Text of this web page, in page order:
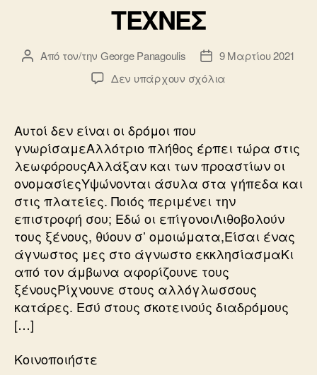
o
k
ΤΕΧΝΕΣ
Συντάκτης
Από τον/την George Panagoulis
Ημ.
δημοσίευσης
9 Μαρτίου 2021
Δεν υπάρχουν σχόλια
Αυτοί δεν είναι οι δρόμοι που
γνωρίσαμεΑλλότριο πλήθος έρπει τώρα στις
λεωφόρουςΑλλάξαν και των προαστίων οι
ονομασίεςΥψώνονται άσυλα στα γήπεδα και
στις πλατείες. Ποιός περιμένει την
επιστροφή σου; Εδώ οι επίγονοιΛιθοβολούν
τους ξένους, θύουν σ’ ομοιώματα,Είσαι ένας
άγνωστος μες στο άγνωστο εκκλησίασμαΚι
από τον άμβωνα αφορίζουνε τους
ξένουςΡίχνουνε στους αλλόγλωσσους
κατάρες. Εσύ στους σκοτεινούς διαδρόμους
[…]
Κοινοποιήστε